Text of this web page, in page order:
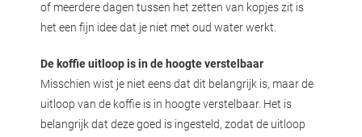
of meerdere dagen tussen het zetten van kopjes zit is
het een fijn idee dat je niet met oud water werkt.
De koffie uitloop is in de hoogte verstelbaar
Misschien wist je niet eens dat dit belangrijk is, maar de
uitloop van de koffie is in hoogte verstelbaar. Het is
belangrijk dat deze goed is ingesteld, zodat de uitloop